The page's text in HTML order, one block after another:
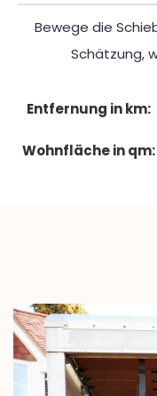
Bewege die
Schätzung,
Entfernung in km:
Wohnfläche in qm: